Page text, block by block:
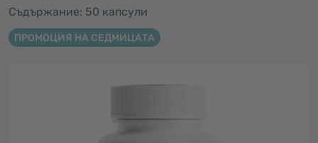
Съдържание: 50 капсули
ПРОМОЦИЯ НА СЕДМИЦАТА